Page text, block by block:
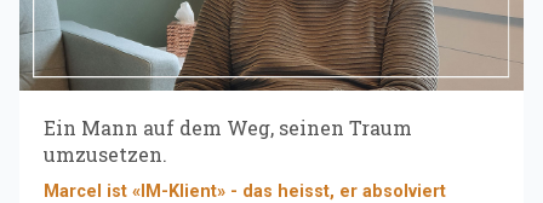
Ein Mann auf dem Weg, seinen Traum
umzusetzen.
Marcel ist «IM-Klient» - das heisst, er absolviert